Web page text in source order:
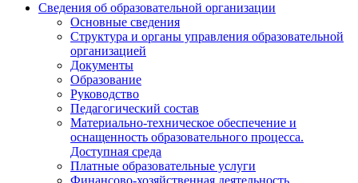
Сведения об образовательной организации
Основные сведения
Структура и органы управления образовательной
организацией
Документы
Образование
Руководство
Педагогический состав
Материально-техническое обеспечение и
оснащенность образовательного процесса.
Доступная среда
Платные образовательные услуги